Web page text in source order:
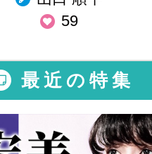
59
最近の特集